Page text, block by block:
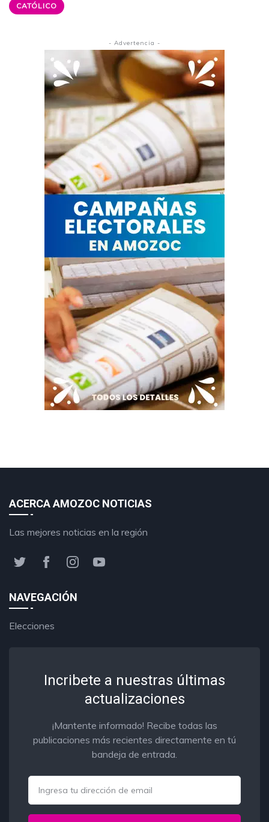
CATÓLICO
- Advertencia -
ACERCA AMOZOC NOTICIAS
Las mejores noticias en la región
NAVEGACIÓN
Elecciones
Incribete a nuestras últimas
actualizaciones
¡Mantente informado! Recibe todas las
publicaciones más recientes directamente en tú
bandeja de entrada.